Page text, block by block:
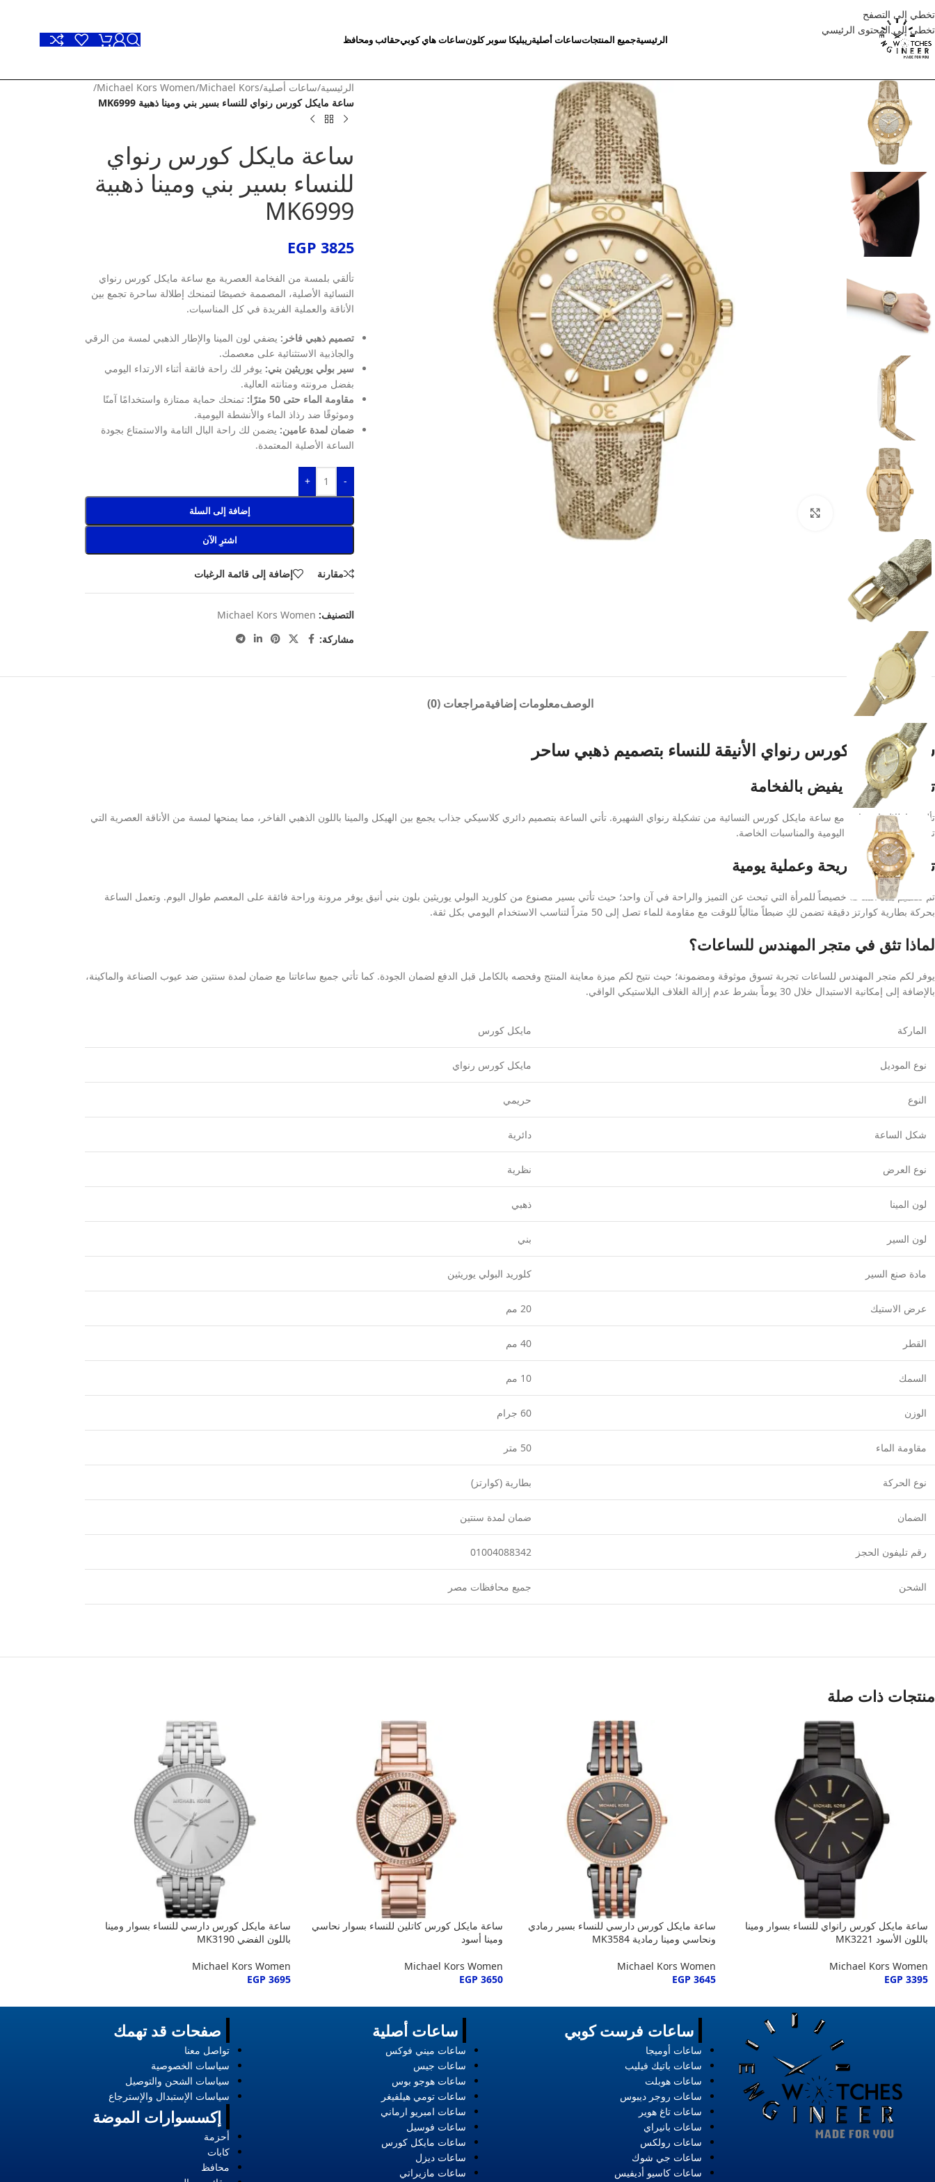
تخطي إلى التصفح
تخطي إلى المحتوى الرئيسي
الرئيسيةجميع المنتجاتساعات أصليةريبليكا سوبر كلونساعات هاي كوبيحقائب ومحافظ
الرئيسية/ساعات أصلية/
Michael Kors
/
Michael Kors Women
/
ساعة مايكل كورس رنواي للنساء بسير بني ومينا ذهبية MK6999
ساعة مايكل كورس رنواي
للنساء بسير بني ومينا ذهبية
MK6999
EGP 3825
تألقي بلمسة من الفخامة العصرية مع ساعة مايكل كورس رنواي
النسائية الأصلية، المصممة خصيصًا لتمنحك إطلالة ساحرة تجمع بين
الأناقة والعملية الفريدة في كل المناسبات.
تصميم ذهبي فاخر: يضفي لون المينا والإطار الذهبي لمسة من الرقي
والجاذبية الاستثنائية على معصمك.
سير بولي يوريثين بني: يوفر لك راحة فائقة أثناء الارتداء اليومي
بفضل مرونته ومتانته العالية.
مقاومة الماء حتى 50 مترًا:
تمنحك حماية ممتازة واستخدامًا آمنًا
وموثوقًا ضد رذاذ الماء والأنشطة اليومية.
ضمان لمدة عامين: يضمن لك راحة البال التامة والاستمتاع بجودة
الساعة الأصلية المعتمدة.
-
+
إضافة إلى السلة
اشترِ الآن
مقارنة إضافة إلى قائمة الرغبات
التصنيف: Michael Kors Women
مشاركة:
الوصفمعلومات إضافيةمراجعات (0)
ساعة مايكل كورس رنواي الأنيقة للنساء بتصميم ذهبي ساحر
تصميم عصري يفيض بالفخامة
تألقي بإطلالة استثنائية مع ساعة مايكل كورس النسائية من تشكيلة رنواي الشهيرة. تأتي الساعة بتصميم دائري كلاسيكي جذاب يجمع بين الهيكل والمينا باللون الذهبي الفاخر، مما يمنحها لمسة من الأناقة العصرية التي
تلائم مختلف الإطلالات اليومية والمناسبات الخاصة.
تجربة ارتداء مريحة وعملية يومية
تم تصميم هذه الساعة خصيصاً للمرأة التي تبحث عن التميز والراحة في آن واحد؛ حيث تأتي بسير مصنوع من كلوريد البولي يوريثين بلون بني أنيق يوفر مرونة وراحة فائقة على المعصم طوال اليوم. وتعمل الساعة
بحركة بطارية كوارتز دقيقة تضمن لكِ ضبطاً مثالياً للوقت مع مقاومة للماء تصل إلى 50 متراً لتناسب الاستخدام اليومي بكل ثقة.
لماذا تثق في متجر المهندس للساعات؟
يوفر لكم متجر المهندس للساعات تجربة تسوق موثوقة ومضمونة؛ حيث نتيح لكم ميزة معاينة المنتج وفحصه بالكامل قبل الدفع لضمان الجودة. كما تأتي جميع ساعاتنا مع ضمان لمدة سنتين ضد عيوب الصناعة والماكينة،
بالإضافة إلى إمكانية الاستبدال خلال 30 يوماً بشرط عدم إزالة الغلاف البلاستيكي الواقي.
الماركة مايكل كورس
نوع الموديل مايكل كورس رنواي
النوع حريمي
شكل الساعة دائرية
نوع العرض نظرية
لون المينا ذهبي
لون السير بني
مادة صنع السير كلوريد البولي يوريثين
عرض الاستيك 20 مم
القطر 40 مم
السمك 10 مم
الوزن 60 جرام
مقاومة الماء 50 متر
نوع الحركة بطارية (كوارتز)
الضمان ضمان لمدة سنتين
رقم تليفون الحجز 01004088342
الشحن جميع محافظات مصر
منتجات ذات صلة
ساعة مايكل كورس رانواي للنساء بسوار ومينا
باللون الأسود MK3221
Michael Kors Women
EGP 3395
ساعة مايكل كورس دارسي للنساء بسير رمادي
ونحاسي ومينا رمادية MK3584
Michael Kors Women
EGP 3645
ساعة مايكل كورس كاتلين للنساء بسوار نحاسي
ومينا أسود
Michael Kors Women
EGP 3650
ساعة مايكل كورس دارسي للنساء بسوار ومينا
باللون الفضي MK3190
Michael Kors Women
EGP 3695
صفحات قد تهمك
تواصل معنا
سياسات الخصوصية
سياسات الشحن والتوصيل
سياسات الإستبدال والإسترجاع
إكسسوارات الموضة
أحزمة
كابات
محافظ
ساعات أصلية
ساعات ميني فوكس
ساعات جيس
ساعات هوجو بوس
ساعات تومي هيلفيغر
ساعات امبريو ارماني
ساعات فوسيل
ساعات مايكل كورس
ساعات ديزل
ساعات مازيراتي
ساعات فرست كوبي
ساعات أوميجا
ساعات باتيك فيليب
ساعات هوبلت
ساعات روجر ديبوس
ساعات تاغ هوير
ساعات بانيراي
ساعات رولكس
ساعات جي شوك
ساعات كاسيو أديفيس